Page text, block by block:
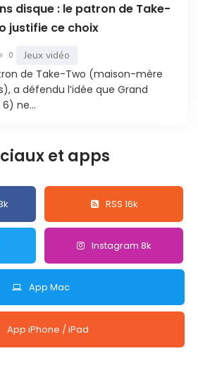
disque : le patron de Take-
justifie ce choix
0 Jeux vidéo
de Take-Two (maison-mère
a défendu l’idée que Grand
ne...
et apps
RSS 16k
Instagram 8k
App Mac
App iPhone / iPad